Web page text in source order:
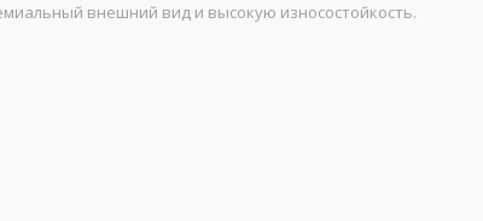
внешний вид и высокую износостойкость.